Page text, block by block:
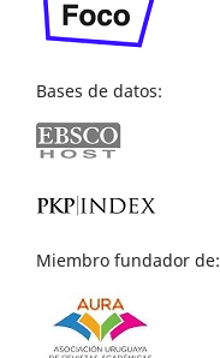
Bases de datos:
Miembro fundador de: